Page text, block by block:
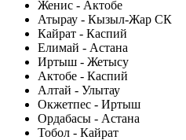
Женис - Актобе
Атырау - Кызыл-Жар СК
Кайрат - Каспий
Елимай - Астана
Иртыш - Жетысу
Актобе - Каспий
Алтай - Улытау
Окжетпес - Иртыш
Ордабасы - Астана
Тобол - Кайрат